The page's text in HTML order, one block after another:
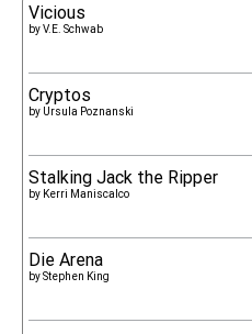
Vicious
byV.E. Schwab
Cryptos
by Ursula Poznanski
Stalking Jack the Ripper
by Kerri Maniscalco
Die Arena
byStephen King